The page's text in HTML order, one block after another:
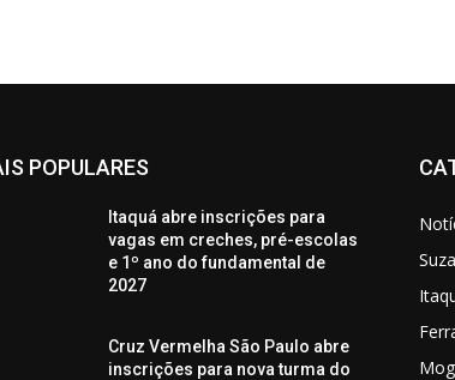
POPULARES
Itaquá abre inscrições para
vagas em creches, pré-escolas
e 1º ano do fundamental de
2027
Cruz Vermelha São Paulo abre
inscrições para nova turma do